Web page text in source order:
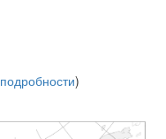
подробности)